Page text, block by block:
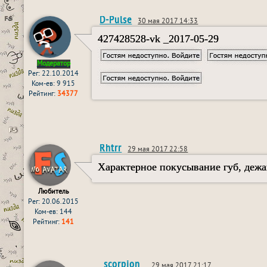
Модератор
Рег: 22.10.2014
Ком-ев: 9 915
Рейтинг: 34377
D-Pulse 30 мая 2017 14:33
427428528-vk _2017-05-29
Любитель
Рег: 20.06.2015
Ком-ев: 144
Рейтинг: 141
Rhtrr 29 мая 2017 22:58
Характерное покусывание губ,
_scorpion_